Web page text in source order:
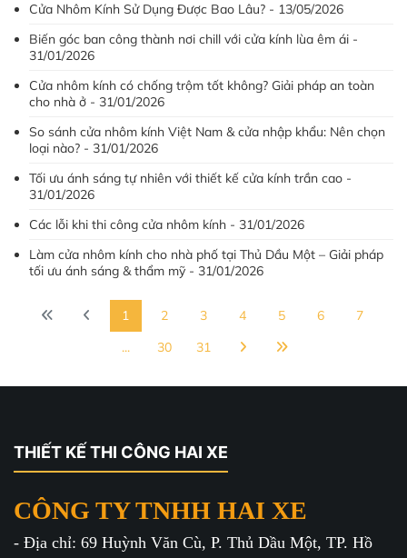
Cửa Nhôm Kính Sử Dụng Được Bao Lâu? - 13/05/2026
Biến góc ban công thành nơi chill với cửa kính lùa êm ái -
31/01/2026
Cửa nhôm kính có chống trộm tốt không? Giải pháp an toàn
cho nhà ở - 31/01/2026
So sánh cửa nhôm kính Việt Nam & cửa nhập khẩu: Nên chọn
loại nào? - 31/01/2026
Tối ưu ánh sáng tự nhiên với thiết kế cửa kính trần cao -
31/01/2026
Các lỗi khi thi công cửa nhôm kính - 31/01/2026
Làm cửa nhôm kính cho nhà phố tại Thủ Dầu Một – Giải pháp
tối ưu ánh sáng & thẩm mỹ - 31/01/2026
1 2 3 4 5 6
7
...
30 31
THIẾT KẾ THI CÔNG HAI XE
CÔNG TY TNHH HAI XE
- Địa chỉ: 69 Huỳnh Văn Cù, P. Thủ Dầu Một, TP. Hồ